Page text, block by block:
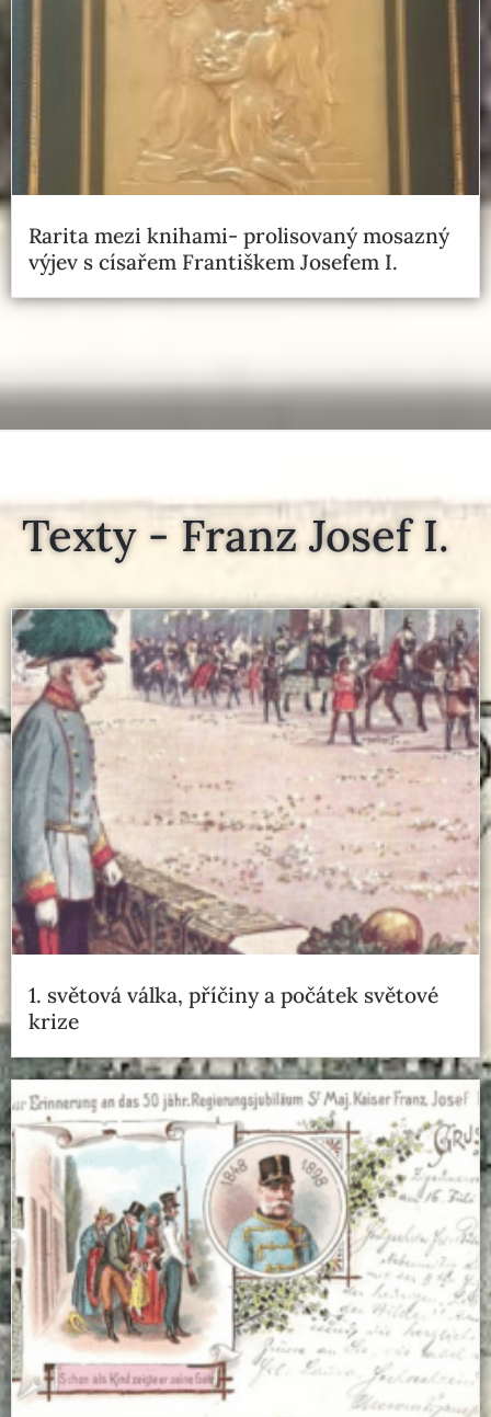
Rarita mezi knihami- prolisovaný mosazný
výjev s císařem Františkem Josefem I.
Texty - Franz Josef I.
1. světová válka, příčiny a počátek světové
krize